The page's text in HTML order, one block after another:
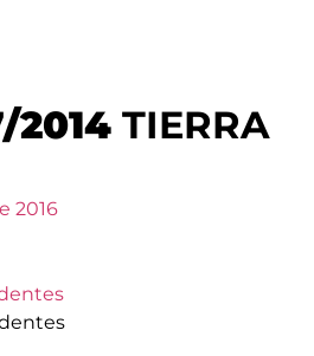
2014 TIERRA
2016